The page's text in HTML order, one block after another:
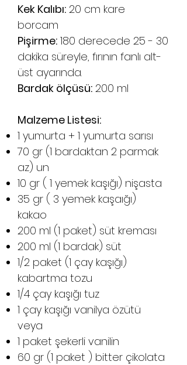
Kek Kalıbı: 20 cm kare
borcam
Pişirme: 180 derecede 25 - 30
dakika süreyle, fırının fanlı alt-
üst ayarında.
Bardak ölçüsü: 200 ml
Malzeme Listesi:
1 yumurta + 1 yumurta sarısı
70 gr (1 bardaktan 2 parmak
az) un
10 gr ( 1 yemek kaşığı) nişasta
35 gr ( 3 yemek kaşaığı)
kakao
200 ml (1 paket) süt kreması
200 ml (1 bardak) süt
1/2 paket (1 çay kaşığı)
kabartma tozu
1/4 çay kaşığı tuz
1 çay kaşığı vanilya özütü
veya
1 paket şekerli vanilin
60 gr (1 paket ) bitter çikolata